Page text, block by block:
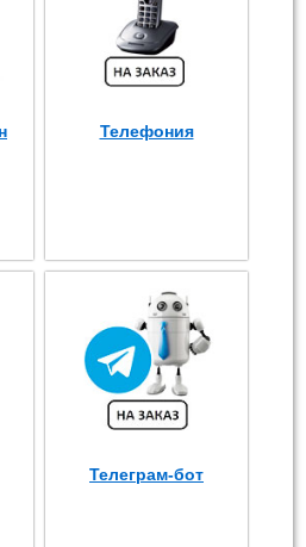
Телефония
Телеграм-бот